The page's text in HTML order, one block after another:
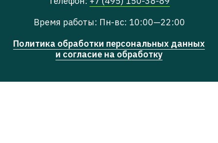
Время работы: Пн-вс: 10:00—22:00
Политика обработки персональных данных
и согласие на обработку